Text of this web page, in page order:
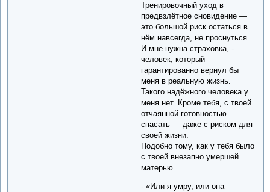
Тренировочный уход в
предвзлётное сновидение —
это большой риск остаться в
нём навсегда, не проснуться.
И мне нужна страховка, -
человек, который
гарантированно вернул бы
меня в реальную жизнь.
Такого надёжного человека у
меня нет. Кроме тебя, с твоей
отчаянной готовностью
спасать — даже с риском для
своей жизни.
Подобно тому, как у тебя было
с твоей внезапно умершей
матерью.
- «Или я умру, или она